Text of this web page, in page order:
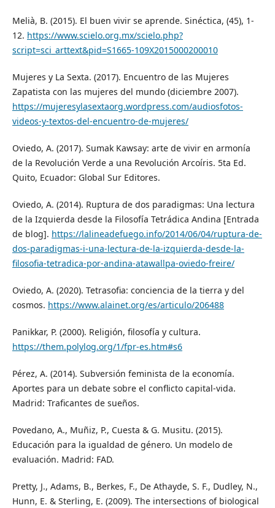
Melià, B. (2015). El buen vivir se aprende. Sinéctica, (45), 1-
12. https://www.scielo.org.mx/scielo.php?
script=sci_arttext&pid=S1665-109X2015000200010
Mujeres y La Sexta. (2017). Encuentro de las Mujeres
Zapatista con las mujeres del mundo (diciembre 2007).
https://mujeresylasextaorg.wordpress.com/audiosfotos-
videos-y-textos-del-encuentro-de-mujeres/
Oviedo, A. (2017). Sumak Kawsay: arte de vivir en armonía
de la Revolución Verde a una Revolución Arcoíris. 5ta Ed.
Quito, Ecuador: Global Sur Editores.
Oviedo, A. (2014). Ruptura de dos paradigmas: Una lectura
de la Izquierda desde la Filosofía Tetrádica Andina [Entrada
de blog]. https://lalineadefuego.info/2014/06/04/ruptura-de-
dos-paradigmas-i-una-lectura-de-la-izquierda-desde-la-
filosofia-tetradica-por-andina-atawallpa-oviedo-freire/
Oviedo, A. (2020). Tetrasofia: conciencia de la tierra y del
cosmos. https://www.alainet.org/es/articulo/206488
Panikkar, P. (2000). Religión, filosofía y cultura.
https://them.polylog.org/1/fpr-es.htm#s6
Pérez, A. (2014). Subversión feminista de la economía.
Aportes para un debate sobre el conflicto capital-vida.
Madrid: Traficantes de sueños.
Povedano, A., Muñiz, P., Cuesta & G. Musitu. (2015).
Educación para la igualdad de género. Un modelo de
evaluación. Madrid: FAD.
Pretty, J., Adams, B., Berkes, F., De Athayde, S. F., Dudley, N.,
Hunn, E. & Sterling, E. (2009). The intersections of biological